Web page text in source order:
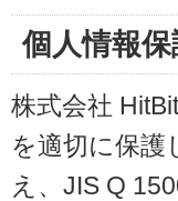
個人情報
株式会社
を適切に保護
え、JIS Q